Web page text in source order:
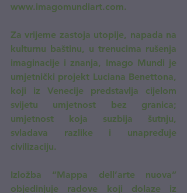
www.imagomundiart.com.
Za vrijeme zastoja utopije, napada na
kulturnu baštinu, u trenucima rušenja
imaginacije i znanja, Imago Mundi je
umjetnički projekt Luciana Benettona,
koji iz Venecije predstavlja cijelom
svijetu umjetnost bez granica;
umjetnost koja suzbija šutnju,
svladava razlike i unapređuje
civilizaciju.
Izložba “Mappa dell’arte nuova”
objedinjuje radove koji dolaze iz